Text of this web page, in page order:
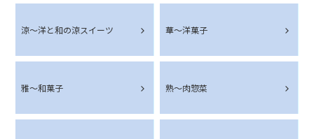
涼～洋と和の涼スイーツ 華～洋菓子
雅～和菓子 熟～肉惣菜